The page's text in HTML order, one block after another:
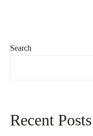
Search
Recent Posts